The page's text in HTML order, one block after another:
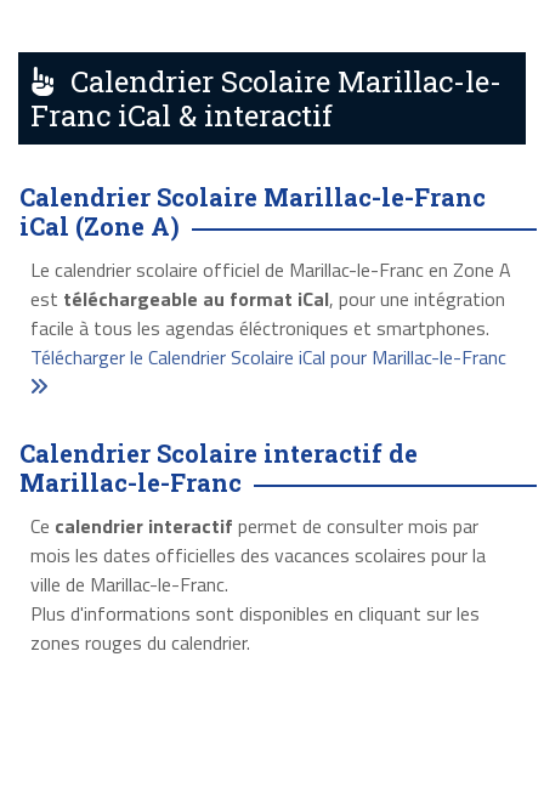
Calendrier Scolaire Marillac-le-
Franc iCal & interactif
Calendrier Scolaire Marillac-le-Franc
iCal (Zone A)
Le calendrier scolaire officiel de Marillac-le-Franc en Zone A
est téléchargeable au format iCal, pour une intégration
facile à tous les agendas éléctroniques et smartphones.
Télécharger le Calendrier Scolaire iCal pour Marillac-le-Franc
Calendrier Scolaire interactif de
Marillac-le-Franc
Ce calendrier interactif permet de consulter mois par
mois les dates officielles des vacances scolaires pour la
ville de Marillac-le-Franc.
Plus d'informations sont disponibles en cliquant sur les
zones rouges du calendrier.